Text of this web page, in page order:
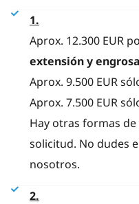
1.
Aprox. 12.300 EUR
extensión y
Aprox. 9.500 EUR
Aprox. 7.500 EUR
Hay otras formas
solicitud. No dudes
nosotros.
2.